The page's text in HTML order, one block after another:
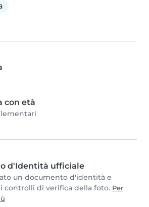
con età
d'Identità ufficiale
un documento d'identità e
controlli di verifica della foto. Per